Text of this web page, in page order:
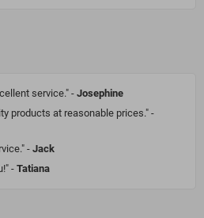
service." - Josephine
products at reasonable prices." -
- Jack
- Tatiana